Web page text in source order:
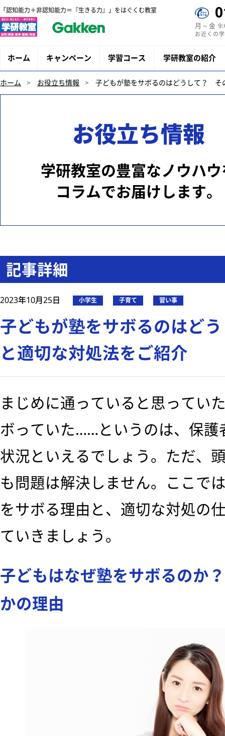
「認知能力＋非認知能力＝『生きる力』」をはぐくむ教室
月～金
お近くの
ホーム キャンペーン 学習コース 学研教室の紹介
ホーム お役立ち情報 子どもが塾をサボるのはどうして？ そ
お役立ち情報
学研教室の豊富なノウハ
コラムでお届けします。
記事詳細
2023年10月25日 小学生 子育て 習い事
子どもが塾をサボるのはど
と適切な対処法をご紹介
まじめに通っていると思ってい
ボっていた……というのは、保護
状況といえるでしょう。ただ、
も問題は解決しません。ここで
をサボる理由と、適切な対処の
ていきましょう。
子どもはなぜ塾をサボるのか
かの理由